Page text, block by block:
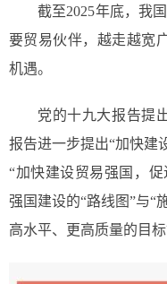
截至2025年底，我
要贸易伙伴，越走越宽
机遇。
党的十九大报告提
报告进一步提出“加快建
“加快建设贸易强国，
强国建设的“路线图”与“
高水平、更高质量的目标